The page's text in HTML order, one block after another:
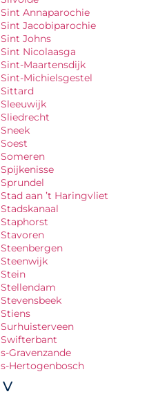
Sint Annaparochie
Sint Jacobiparochie
Sint Johns
Sint Nicolaasga
Sint-Maartensdijk
Sint-Michielsgestel
Sittard
Sleeuwijk
Sliedrecht
Sneek
Soest
Someren
Spijkenisse
Sprundel
Stad aan ’t Haringvliet
Stadskanaal
Staphorst
Stavoren
Steenbergen
Steenwijk
Stein
Stellendam
Stevensbeek
Stiens
Surhuisterveen
Swifterbant
s-Gravenzande
s-Hertogenbosch
V